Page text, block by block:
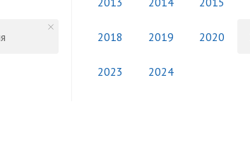
2018 2019 2020
2023 2024